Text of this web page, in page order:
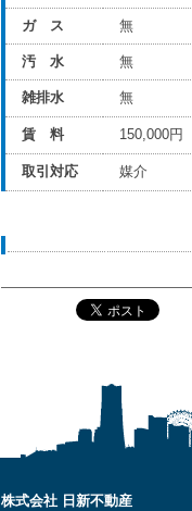
ガ ス 無
汚 水 無
雑排水 無
賃 料 150,000
取引対応 媒介
株式会社 日新不動産